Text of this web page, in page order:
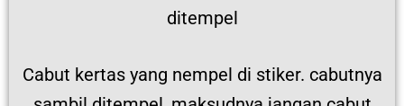
ditempel
Cabut kertas yang nempel di stiker. cabutnya